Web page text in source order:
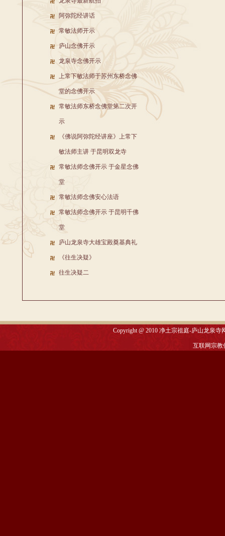
阿弥陀经讲话
常敏法师开示
庐山念佛开示
龙泉寺念佛开示
上常下敏法师于苏州东桥念佛
堂的念佛开示
常敏法师东桥念佛堂第二次开
示
《佛说阿弥陀经讲座》上常下
敏法师主讲 于昆明双龙寺
常敏法师念佛开示 于金星念佛
堂
常敏法师念佛安心法语
常敏法师念佛开示 于昆明千佛
堂
庐山龙泉寺大雄宝殿奠基典礼
《往生决疑》
往生决疑二
Copyright @ 2010净土宗祖庭-庐山龙泉寺
互联网宗教